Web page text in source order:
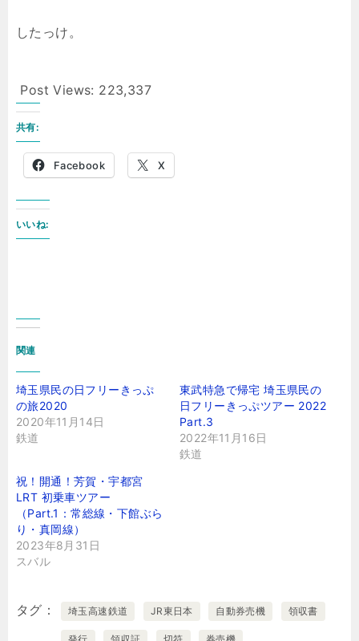
したっけ。
Post Views: 223,337
共有:
Facebook X
いいね:
関連
埼玉県民の日フリーきっぷ
の旅2020
2020年11月14日
鉄道
東武特急で帰宅 埼玉県民の
日フリーきっぷツアー 2022
Part.3
2022年11月16日
鉄道
祝！開通！芳賀・宇都宮
LRT 初乗車ツアー
（Part.1：常総線・下館ぶら
り・真岡線）
2023年8月31日
スバル
タグ 埼玉高速鉄道 JR東日本 自動券売機 領収書